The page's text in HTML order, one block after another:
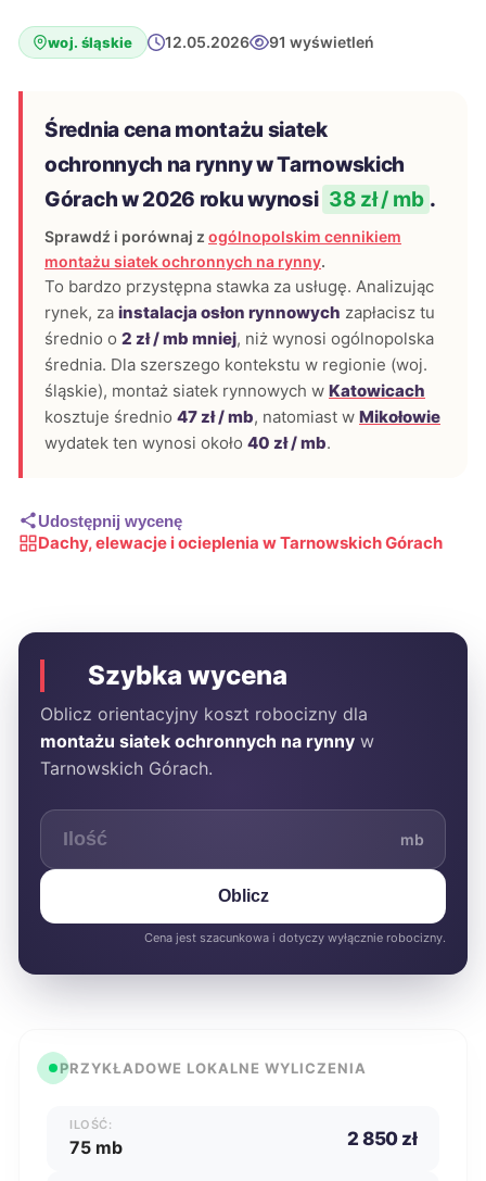
woj. śląskie 12.05.2026 91 wyświetleń
Średnia cena montażu siatek
ochronnych na rynny w Tarnowskich
Górach w 2026 roku wynosi 38 zł / mb .
Sprawdź i porównaj z ogólnopolskim cennikiem
montażu siatek ochronnych na rynny.
To bardzo przystępna stawka za usługę. Analizując
rynek, za instalacja osłon rynnowych zapłacisz tu
średnio o 2 zł / mb mniej, niż wynosi ogólnopolska
średnia. Dla szerszego kontekstu w regionie (woj.
śląskie), montaż siatek rynnowych w Katowicach
kosztuje średnio 47 zł / mb, natomiast w Mikołowie
wydatek ten wynosi około 40 zł / mb.
Udostępnij wycenę
Dachy, elewacje i ocieplenia w Tarnowskich Górach
Szybka wycena
Oblicz orientacyjny koszt robocizny dla
montażu siatek ochronnych na rynny w
Tarnowskich Górach.
mb
Oblicz
Cena jest szacunkowa i dotyczy wyłącznie robocizny.
PRZYKŁADOWE LOKALNE WYLICZENIA
ILOŚĆ:
75 mb 2 850 zł